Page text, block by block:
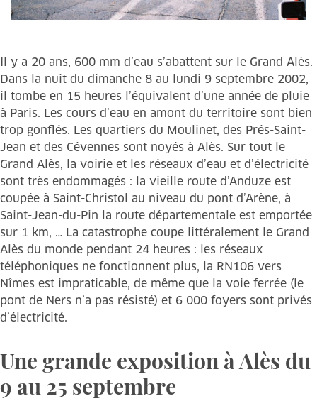
Il y a 20 ans, 600 mm d’eau s’abattent sur le Grand Alès.
Dans la nuit du dimanche 8 au lundi 9 septembre 2002,
il tombe en 15 heures l’équivalent d’une année de pluie
à Paris. Les cours d’eau en amont du territoire sont bien
trop gonflés. Les quartiers du Moulinet, des Prés-Saint-
Jean et des Cévennes sont noyés à Alès. Sur tout le
Grand Alès, la voirie et les réseaux d’eau et d’électricité
sont très endommagés : la vieille route d’Anduze est
coupée à Saint-Christol au niveau du pont d’Arène, à
Saint-Jean-du-Pin la route départementale est emportée
sur 1 km, … La catastrophe coupe littéralement le Grand
Alès du monde pendant 24 heures : les réseaux
téléphoniques ne fonctionnent plus, la RN106 vers
Nîmes est impraticable, de même que la voie ferrée (le
pont de Ners n’a pas résisté) et 6 000 foyers sont privés
d’électricité.
Une grande exposition à Alès du
9 au 25 septembre